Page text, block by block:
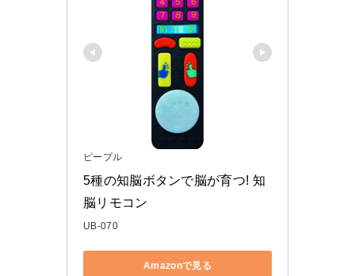
ピープル
5種の知脳ボタンで脳が育つ! 知
脳リモコン
UB-070
Amazonで見る